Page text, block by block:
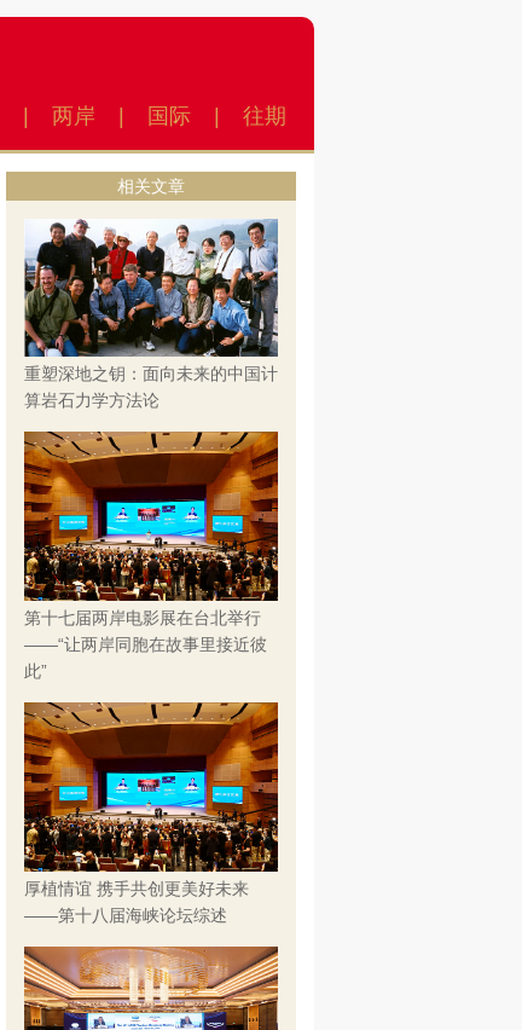
两岸 国际 往期
相关文章
重塑深地之钥：面向未来的中国计
算岩石力学方法论
第十七届两岸电影展在台北举行
——“让两岸同胞在故事里接近彼
此”
厚植情谊 携手共创更美好未来
——第十八届海峡论坛综述